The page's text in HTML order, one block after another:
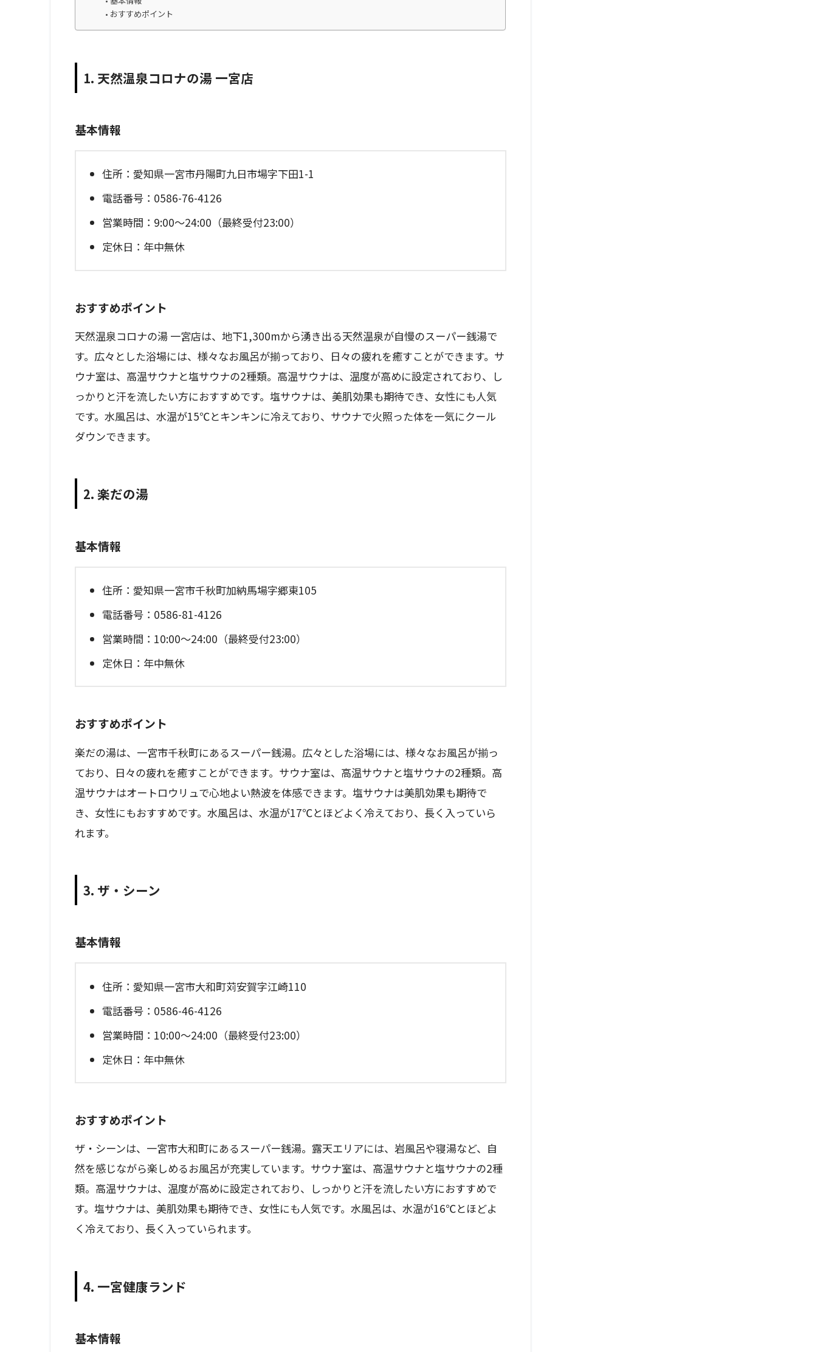
おすすめポイント
1. 天然温泉コロナの湯 一宮店
基本情報
住所：愛知県一宮市丹陽町九日市場字下田1-1
電話番号：0586-76-4126
営業時間：9:00～24:00（最終受付23:00）
定休日：年中無休
おすすめポイント
天然温泉コロナの湯 一宮店は、地下1,300mから湧き出る天然温泉が自慢のスーパー銭湯で
す。広々とした浴場には、様々なお風呂が揃っており、日々の疲れを癒すことができます。サ
ウナ室は、高温サウナと塩サウナの2種類。高温サウナは、温度が高めに設定されており、し
っかりと汗を流したい方におすすめです。塩サウナは、美肌効果も期待でき、女性にも人気
です。水風呂は、水温が15℃とキンキンに冷えており、サウナで火照った体を一気にクール
ダウンできます。
2. 楽だの湯
基本情報
住所：愛知県一宮市千秋町加納馬場字郷東105
電話番号：0586-81-4126
営業時間：10:00～24:00（最終受付23:00）
定休日：年中無休
おすすめポイント
楽だの湯は、一宮市千秋町にあるスーパー銭湯。広々とした浴場には、様々なお風呂が揃っ
ており、日々の疲れを癒すことができます。サウナ室は、高温サウナと塩サウナの2種類。高
温サウナはオートロウリュで心地よい熱波を体感できます。塩サウナは美肌効果も期待で
き、女性にもおすすめです。水風呂は、水温が17℃とほどよく冷えており、長く入っていら
れます。
3. ザ・シーン
基本情報
住所：愛知県一宮市大和町苅安賀字江崎110
電話番号：0586-46-4126
営業時間：10:00～24:00（最終受付23:00）
定休日：年中無休
おすすめポイント
ザ・シーンは、一宮市大和町にあるスーパー銭湯。露天エリアには、岩風呂や寝湯など、自
然を感じながら楽しめるお風呂が充実しています。サウナ室は、高温サウナと塩サウナの2種
類。高温サウナは、温度が高めに設定されており、しっかりと汗を流したい方におすすめで
す。塩サウナは、美肌効果も期待でき、女性にも人気です。水風呂は、水温が16℃とほどよ
く冷えており、長く入っていられます。
4. 一宮健康ランド
基本情報